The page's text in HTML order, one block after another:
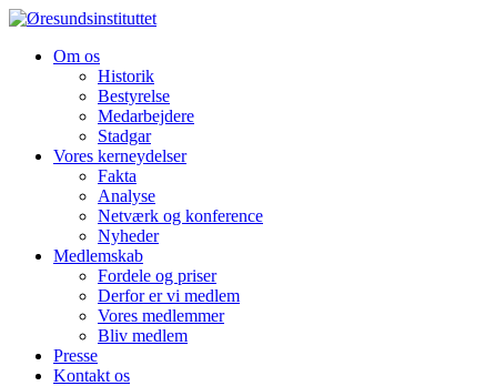
Om os
Historik
Bestyrelse
Medarbejdere
Stadgar
Vores kerneydelser
Fakta
Analyse
Netværk og konference
Nyheder
Medlemskab
Fordele og priser
Derfor er vi medlem
Vores medlemmer
Bliv medlem
Presse
Kontakt os